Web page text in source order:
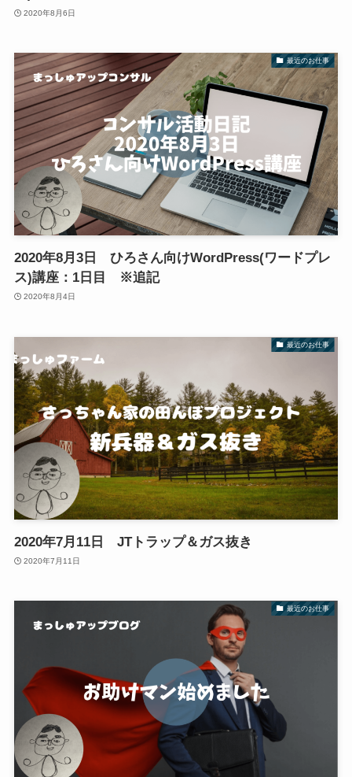
2020年8月6日
最近のお仕事
2020年8月3日 ひろさん向けWordPress(ワードプレ
ス)講座：1日目 ※追記
2020年8月4日
最近のお仕事
2020年7月11日 JTトラップ＆ガス抜き
2020年7月11日
最近のお仕事